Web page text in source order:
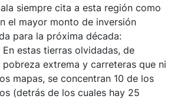
siempre cita a esta región como
el mayor monto de inversión
para la próxima década:
En estas tierras olvidadas, de
pobreza extrema y carreteras que ni
mapas, se concentran 10 de los
(detrás de los cuales hay 25